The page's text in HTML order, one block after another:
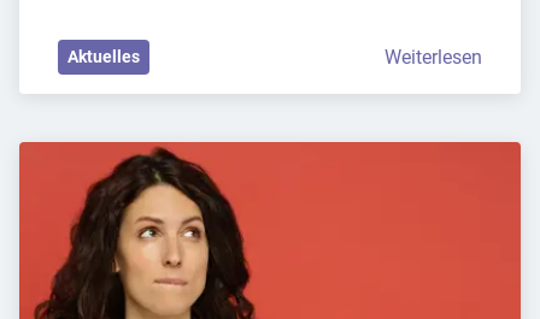
Aktuelles Weiterlesen